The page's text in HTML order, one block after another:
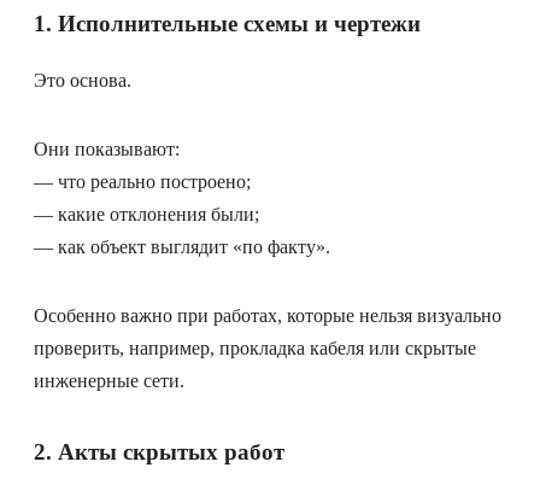
1. Исполнительные схемы и чертежи
Это основа.
Они показывают:
— что реально построено;
— какие отклонения были;
— как объект выглядит «по факту».
Особенно важно при работах, которые нельзя визуально
проверить, например, прокладка кабеля или скрытые
инженерные сети.
2. Акты скрытых работ